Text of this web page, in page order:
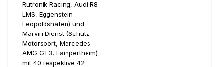
Rutronik Racing, Audi R8
LMS, Eggenstein-
Leopoldshafen) und
Marvin Dienst (Schütz
Motorsport, Mercedes-
AMG GT3, Lampertheim)
mit 40 respektive 42